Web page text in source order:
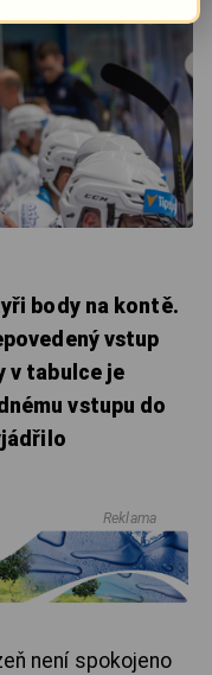
body na kontě.
vstup
v tabulce je
vstupu do
Reklama
není spokojeno